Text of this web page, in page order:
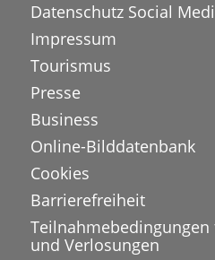
Datenschutz Social
Impressum
Tourismus
Presse
Business
Online-Bilddatenbank
Cookies
Barrierefreiheit
und Verlosungen